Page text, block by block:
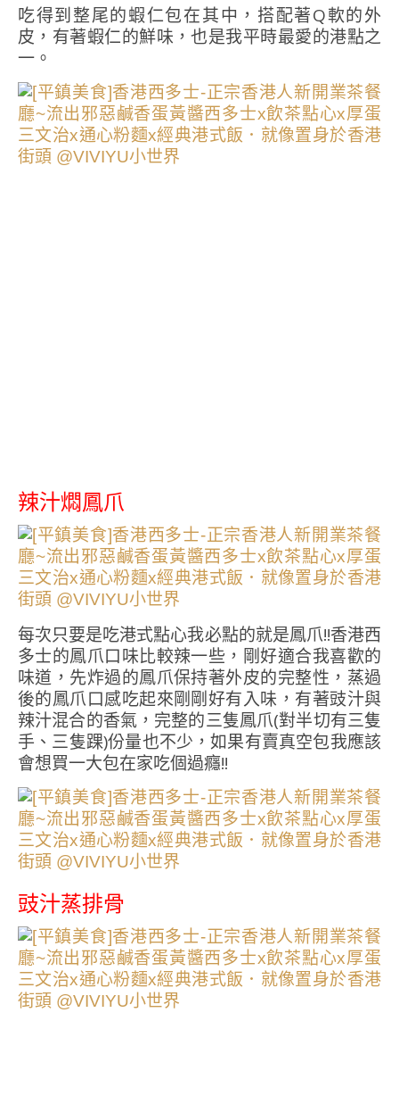
吃得到整尾的蝦仁包在其中，搭配著Q軟的外
皮，有著蝦仁的鮮味，也是我平時最愛的港點之
一。
辣汁燜鳳爪
每次只要是吃港式點心我必點的就是鳳爪!!香港西
多士的鳳爪口味比較辣一些，剛好適合我喜歡的
味道，先炸過的鳳爪保持著外皮的完整性，蒸過
後的鳳爪口感吃起來剛剛好有入味，有著豉汁與
辣汁混合的香氣，完整的三隻鳳爪(對半切有三隻
手、三隻踝)份量也不少，如果有賣真空包我應該
會想買一大包在家吃個過癮!!
豉汁蒸排骨